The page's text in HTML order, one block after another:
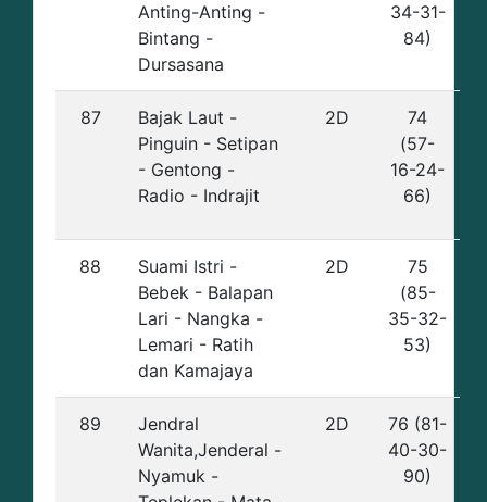
Anting-Anting -
Bintang -
Dursasana
34-31-
84)
87
Bajak Laut -
Pinguin - Setipan
- Gentong -
Radio - Indrajit
2D
74
(57-
16-24-
66)
88
Suami Istri -
Bebek - Balapan
Lari - Nangka -
Lemari - Ratih
dan Kamajaya
2D
75
(85-
35-32-
53)
89
Jendral
Wanita,Jenderal -
Nyamuk -
2D
76 (81-
40-30-
90)